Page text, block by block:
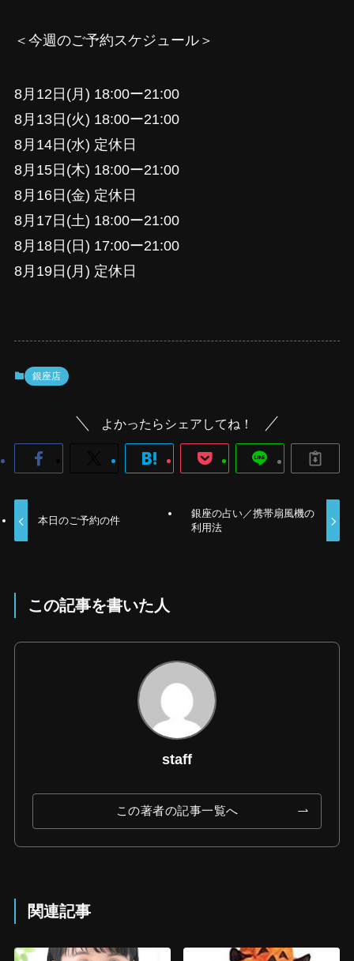
＜今週のご予約スケジュール＞
8月12日(月) 18:00ー21:00
8月13日(火) 18:00ー21:00
8月14日(水) 定休日
8月15日(木) 18:00ー21:00
8月16日(金) 定休日
8月17日(土) 18:00ー21:00
8月18日(日) 17:00ー21:00
8月19日(月) 定休日
銀座店
よかったらシェアしてね！
本日のご予約の件
銀座の占い／携帯扇風機の
利用法
この記事を書いた人
staff
この著者の記事一覧へ
関連記事